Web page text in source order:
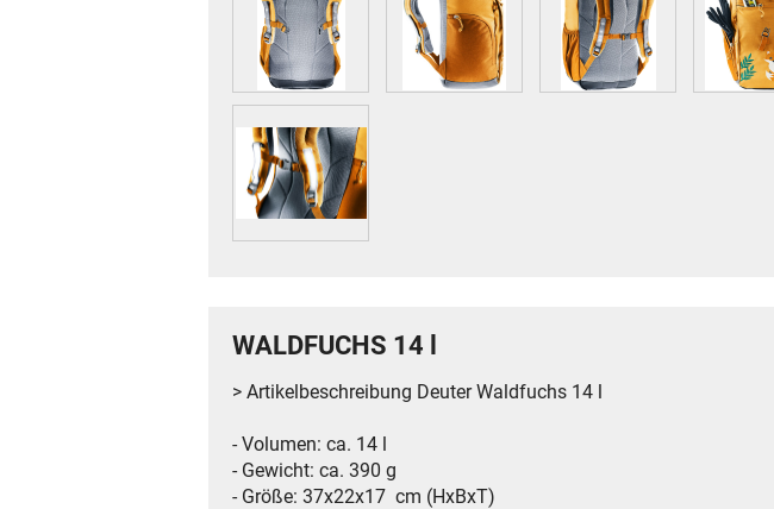
WALDFUCHS 14 l
> Artikelbeschreibung Deuter Waldfuchs 14 l
- Volumen: ca. 14 l
- Gewicht: ca. 390 g
- Größe: 37x22x17 cm (HxBxT)